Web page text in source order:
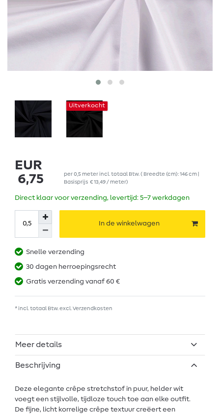
Uitverkocht
EUR
6,75
per0,5 meterincl. totaal Btw. ( Breedte (cm): 146 cm |
Basisprijs € 13,49 / meter)
Direct klaar voor verzending, levertijd: 5–7 werkdagen
In de winkelwagen
Snelle verzending
30 dagen herroepingsrecht
Gratis verzending vanaf 60 €
* incl. totaal Btw. excl. Verzendkosten
Meer details
Beschrijving
Deze elegante crêpe stretchstof in puur, helder wit
voegt een stijlvolle, tijdloze touch toe aan elke outfit.
De fijne, licht korrelige crêpe textuur creëert een